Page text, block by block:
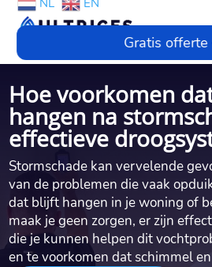
NL EN
Gratis offerte
Hoe voorkomen
hangen na
effectieve
Stormschade kan vervelende
van de problemen die vaak
dat blijft hangen in je woning of
maak je geen zorgen, er zijn
die je kunnen helpen dit
en te voorkomen dat schimmel